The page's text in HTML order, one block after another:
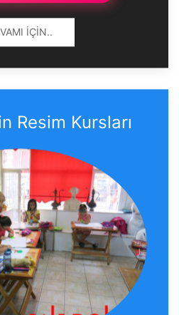
İÇIN..
Resim Kursları